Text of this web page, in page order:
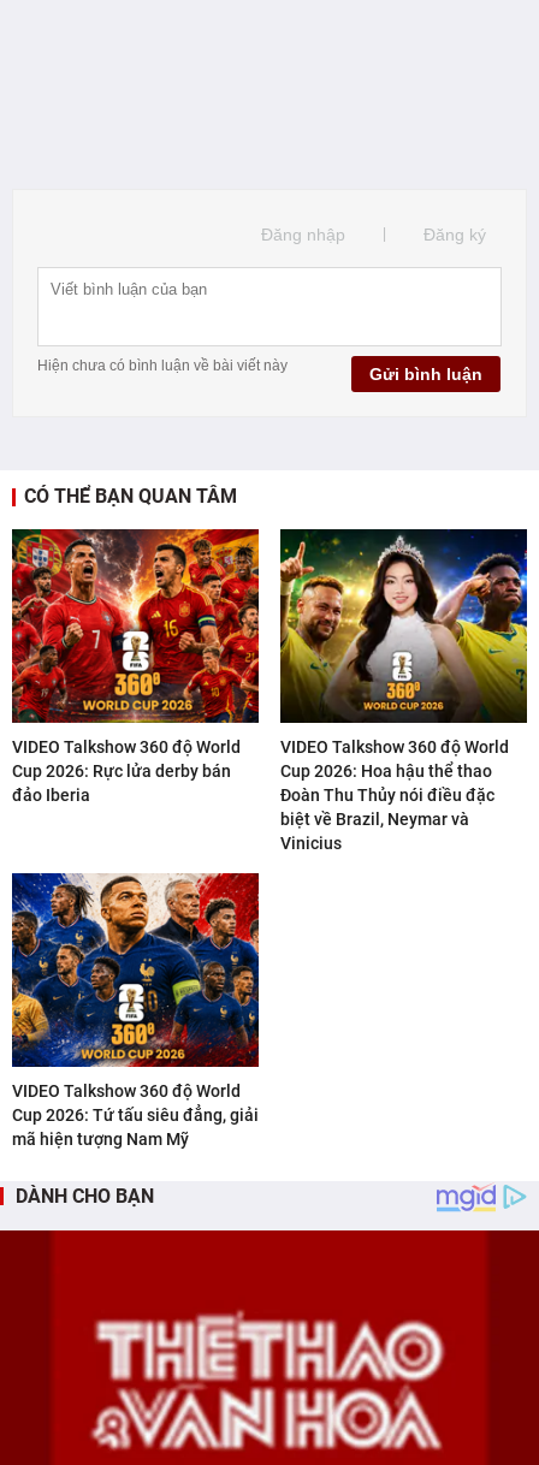
CÓ THỂ BẠN QUAN TÂM
VIDEO Talkshow 360 độ World
Cup 2026: Rực lửa derby bán
đảo Iberia
VIDEO Talkshow 360 độ World
Cup 2026: Hoa hậu thể thao
Đoàn Thu Thủy nói điều đặc
biệt về Brazil, Neymar và
Vinicius
VIDEO Talkshow 360 độ World
Cup 2026: Tứ tấu siêu đẳng, giải
mã hiện tượng Nam Mỹ